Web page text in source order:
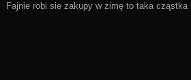
Fajnie robi sie zakupy w zimę to taka